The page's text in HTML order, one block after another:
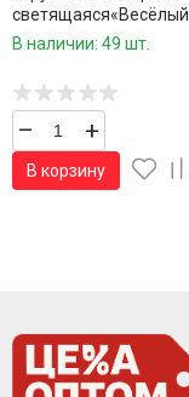
светящаяся«Весёлый
Монстрик»1 шт.
В наличии: 49 шт.
– +
В корзину